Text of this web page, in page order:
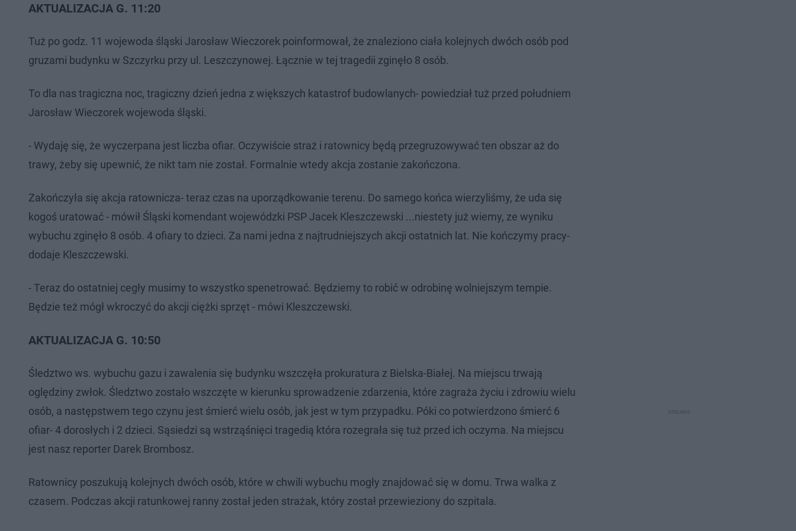
AKTUALIZACJA G. 11:20
Tuż po godz. 11 wojewoda śląski Jarosław Wieczorek poinformował, że znaleziono ciała kolejnych dwóch osób pod
gruzami budynku w Szczyrku przy ul. Leszczynowej. Łącznie w tej tragedii zginęło 8 osób.
To dla nas tragiczna noc, tragiczny dzień jedna z większych katastrof budowlanych- powiedział tuż przed południem
Jarosław Wieczorek wojewoda śląski.
- Wydaję się, że wyczerpana jest liczba ofiar. Oczywiście straż i ratownicy będą przegruzowywać ten obszar aż do
trawy, żeby się upewnić, że nikt tam nie został. Formalnie wtedy akcja zostanie zakończona.
Zakończyła się akcja ratownicza- teraz czas na uporządkowanie terenu. Do samego końca wierzyliśmy, że uda się
kogoś uratować - mówił Śląski komendant wojewódzki PSP Jacek Kleszczewski ...niestety już wiemy, ze wyniku
wybuchu zginęło 8 osób. 4 ofiary to dzieci. Za nami jedna z najtrudniejszych akcji ostatnich lat. Nie kończymy pracy-
dodaje Kleszczewski.
- Teraz do ostatniej cegły musimy to wszystko spenetrować. Będziemy to robić w odrobinę wolniejszym tempie.
Będzie też mógł wkroczyć do akcji ciężki sprzęt - mówi Kleszczewski.
AKTUALIZACJA G. 10:50
Śledztwo ws. wybuchu gazu i zawalenia się budynku wszczęła prokuratura z Bielska-Białej. Na miejscu trwają
oględziny zwłok. Śledztwo zostało wszczęte w kierunku sprowadzenie zdarzenia, które zagraża życiu i zdrowiu wielu
osób, a następstwem tego czynu jest śmierć wielu osób, jak jest w tym przypadku. Póki co potwierdzono śmierć 6
ofiar- 4 dorosłych i 2 dzieci. Sąsiedzi są wstrząśnięci tragedią która rozegrała się tuż przed ich oczyma. Na miejscu
jest nasz reporter Darek Brombosz.
Ratownicy poszukują kolejnych dwóch osób, które w chwili wybuchu mogły znajdować się w domu. Trwa walka z
czasem. Podczas akcji ratunkowej ranny został jeden strażak, który został przewieziony do szpitala.